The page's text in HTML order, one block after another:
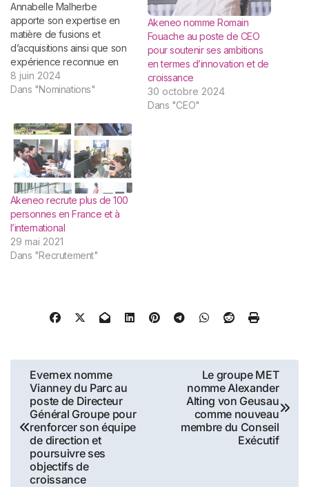
Annabelle Malherbe
apporte son expertise en
matière de fusions et
d’acquisitions ainsi que son
expérience reconnue en
termes de planification
stratégique, de
Paris - 11 Juin 2024 -
Akeneo, le leader de la
gestion de l’expérience
produit (PXM), annonce la
nomination d’Annabelle
Malherbe, auparavant…
8 juin 2024
Dans "Nominations"
Akeneo nomme Romain
Fouache au poste de CEO
pour soutenir ses ambitions
en termes d’innovation et de
croissance
30 octobre 2024
Dans "CEO"
Akeneo recrute plus de 100
personnes en France et à
l’international
29 mai 2021
Dans "Recrutement"
Navigation
l’article
Evernex nomme
Vianney du Parc au
poste de Directeur
Général Groupe pour
renforcer son équipe
de direction et
poursuivre ses
objectifs de
croissance
Le groupe MET
nomme Alexander
Alting von Geusau
comme nouveau
membre du Conseil
Exécutif